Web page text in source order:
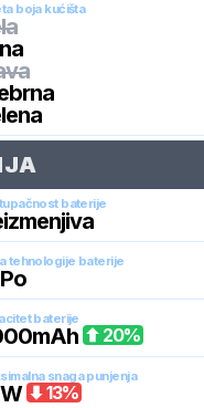
boja kućišta
baterije
tehnologije baterije
baterije
mAh 20%
snaga punjenja
W 13%